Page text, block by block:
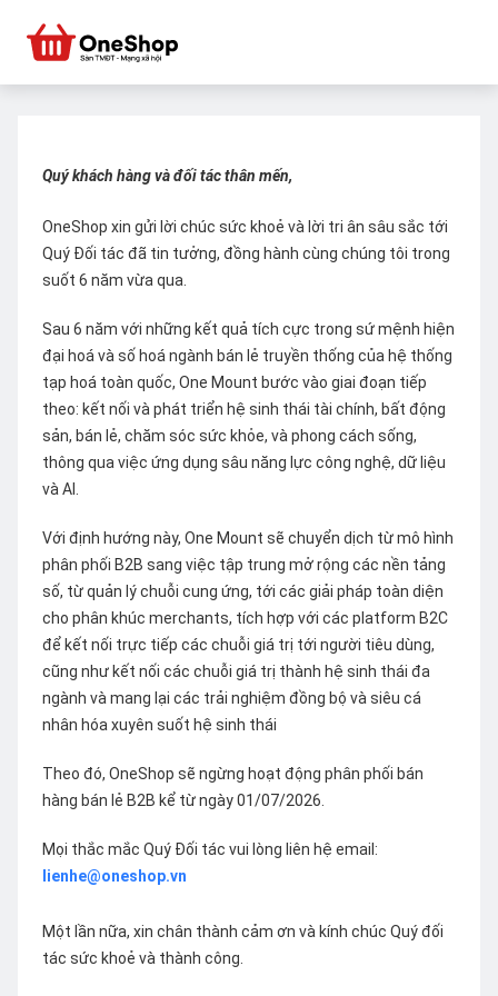
Quý khách hàng và đối tác thân mến,
OneShop xin gửi lời chúc sức khoẻ và lời tri ân sâu sắc tới
Quý Đối tác đã tin tưởng, đồng hành cùng chúng tôi trong
suốt 6 năm vừa qua.
Sau 6 năm với những kết quả tích cực trong sứ mệnh hiện
đại hoá và số hoá ngành bán lẻ truyền thống của hệ thống
tạp hoá toàn quốc, One Mount bước vào giai đoạn tiếp
theo: kết nối và phát triển hệ sinh thái tài chính, bất động
sản, bán lẻ, chăm sóc sức khỏe, và phong cách sống,
thông qua việc ứng dụng sâu năng lực công nghệ, dữ liệu
và AI.
Với định hướng này, One Mount sẽ chuyển dịch từ mô hình
phân phối B2B sang việc tập trung mở rộng các nền tảng
số, từ quản lý chuỗi cung ứng, tới các giải pháp toàn diện
cho phân khúc merchants, tích hợp với các platform B2C
để kết nối trực tiếp các chuỗi giá trị tới người tiêu dùng,
cũng như kết nối các chuỗi giá trị thành hệ sinh thái đa
ngành và mang lại các trải nghiệm đồng bộ và siêu cá
nhân hóa xuyên suốt hệ sinh thái
Theo đó, OneShop sẽ ngừng hoạt động phân phối bán
hàng bán lẻ B2B kể từ ngày 01/07/2026.
Mọi thắc mắc Quý Đối tác vui lòng liên hệ email:
lienhe@oneshop.vn
Một lần nữa, xin chân thành cảm ơn và kính chúc Quý đối
tác sức khoẻ và thành công.